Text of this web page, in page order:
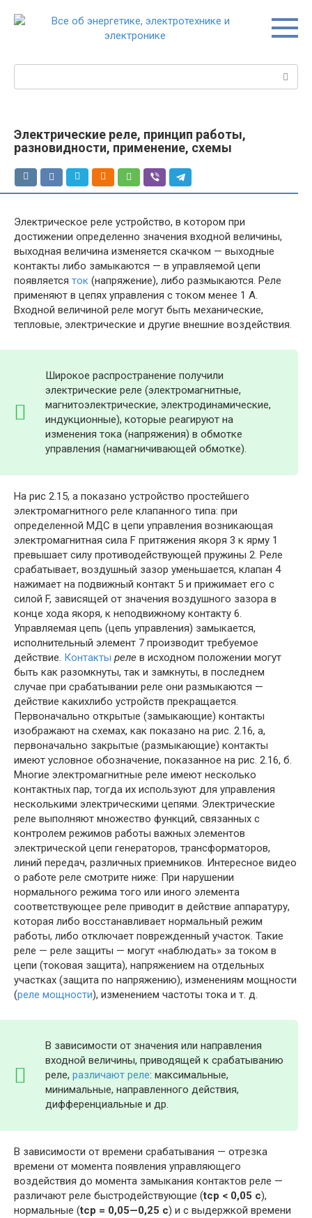
Электрические реле, принцип работы,
разновидности, применение, схемы
Электрическое реле устройство, в котором при
достижении определенно значения входной величины,
выходная величина изменяется скачком — выходные
контакты либо замыкаются — в управляемой цепи
появляется ток (напряжение), либо размыкаются. Реле
применяют в цепях управления с током менее 1 А.
Входной величиной реле могут быть механические,
тепловые, электрические и другие внешние воздействия.
Широкое распространение получили
электрические реле (электромагнитные,
магнитоэлектрические, электродинамические,
индукционные), которые реагируют на
изменения тока (напряжения) в обмотке
управления (намагничивающей обмотке).
На рис 2.15, а показано устройство простейшего
электромагнитного реле клапанного типа: при
определенной МДС в цепи управления возникающая
электромагнитная сила F притяжения якоря 3 к ярму 1
превышает силу противодействующей пружины 2. Реле
срабатывает, воздушный зазор уменьшается, клапан 4
нажимает на подвижный контакт 5 и прижимает его с
силой F, зависящей от значения воздушного зазора в
конце хода якоря, к неподвижному контакту 6.
Управляемая цепь (цепь управления) замыкается,
исполнительный элемент 7 производит требуемое
действие. Контакты реле в исходном положении могут
быть как разомкнуты, так и замкнуты, в последнем
случае при срабатывании реле они размыкаются —
действие какихлибо устройств прекращается.
Первоначально открытые (замыкающие) контакты
изображают на схемах, как показано на рис. 2.16, а,
первоначально закрытые (размыкающие) контакты
имеют условное обозначение, показанное на рис. 2.16, б.
Многие электромагнитные реле имеют несколько
контактных пар, тогда их используют для управления
несколькими электрическими цепями. Электрические
реле выполняют множество функций, связанных с
контролем режимов работы важных элементов
электрической цепи генераторов, трансформаторов,
линий передач, различных приемников. Интересное видео
о работе реле смотрите ниже: При нарушении
нормального режима того или иного элемента
соответствующее реле приводит в действие аппаратуру,
которая либо восстанавливает нормальный режим
работы, либо отключает поврежденный участок. Такие
реле — реле защиты — могут «наблюдать» за током в
цепи (токовая защита), напряжением на отдельных
участках (защита по напряжению), изменениям мощности
(реле мощности), изменением частоты тока и т. д.
В зависимости от значения или направления
входной величины, приводящей к срабатыванию
реле, различают реле: максимальные,
минимальные, направленного действия,
дифференциальные и др.
В зависимости от времени срабатывания — отрезка
времени от момента появления управляющего
воздействия до момента замыкания контактов реле —
различают реле быстродействующие (tср < 0,05 с),
нормальные (tср = 0,05—0,25 с) и с выдержкой времени